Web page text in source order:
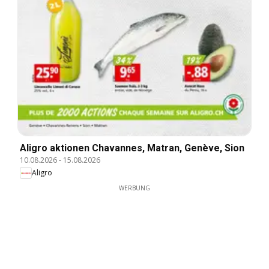
Aligro aktionen Chavannes, Matran, Genève, Sion
10.08.2026- 15.08.2026
Aligro
WERBUNG